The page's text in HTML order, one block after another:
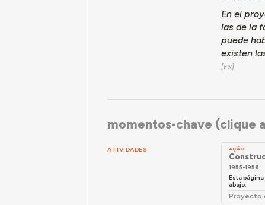
En el
las de la
puede
existen
momentos-chave (clique
ATIVIDADES AÇÃO
1955-1956
Esta
abajo.
Proyecto